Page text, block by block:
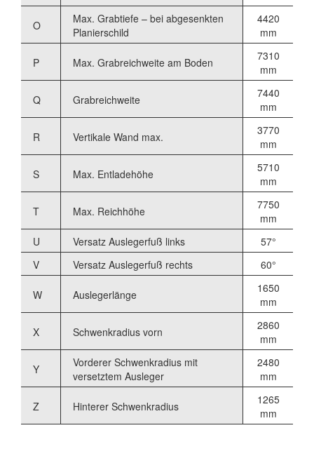
O
Max. Grabtiefe – bei abgesenkten
Planierschild
4420
mm
P Max. Grabreichweite am Boden
7310
mm
Q Grabreichweite
7440
mm
R Vertikale Wand max.
3770
mm
S Max. Entladehöhe
5710
mm
T Max. Reichhöhe
7750
mm
U
Versatz Auslegerfuß links
57°
V
Versatz Auslegerfuß rechts 60°
W Auslegerlänge
1650
mm
X Schwenkradius vorn
2860
mm
Y
Vorderer Schwenkradius mit
versetztem Ausleger
2480
mm
Z Hinterer Schwenkradius
1265
mm